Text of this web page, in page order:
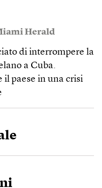
Herald
di interrompere la
a Cuba.
il paese in una crisi